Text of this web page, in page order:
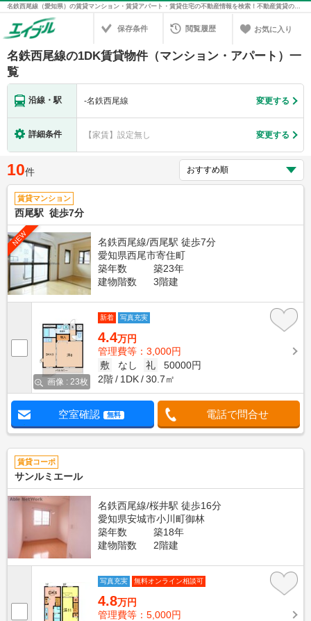
名鉄西尾線（愛知県）の賃貸マンション・賃貸アパート・賃貸住宅の不動産情報を検索！不動産賃貸の物件探しは、お部屋探しのエイブル
保存条件 閲覧履歴 お気に入り
名鉄西尾線の1DK賃貸物件（マンション・アパート）一
覧
沿線・駅 -名鉄西尾線 変更する
詳細条件 【家賃】設定無し 変更する
10件
賃貸マンション
西尾駅 徒歩7分
NEW
名鉄西尾線/西尾駅 徒歩7分
愛知県西尾市寄住町
築年数
築23年
建物階数
3階建
画像 : 23枚
新着 写真充実
4.4万円
管理費等：3,000円
敷
なし 礼
50000円
2階
1DK 30.7㎡
空室確認 無料 電話で問合せ
賃貸コーポ
サンルミエール
名鉄西尾線/桜井駅 徒歩16分
愛知県安城市小川町御林
築年数
築18年
建物階数
2階建
写真充実 無料オンライン相談可
4.8万円
管理費等：5,000円